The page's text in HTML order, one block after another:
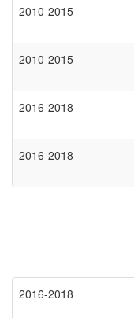
2010-2015
2010-2015
2016-2018
2016-2018
2016-2018